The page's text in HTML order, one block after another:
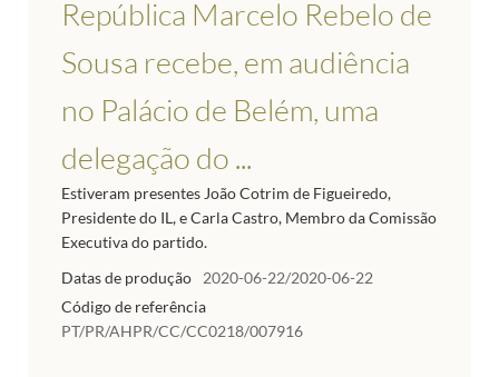
República Marcelo Rebelo de
Sousa recebe, em audiência
no Palácio de Belém, uma
delegação do ...
Estiveram presentes João Cotrim de Figueiredo,
Presidente do IL, e Carla Castro, Membro da Comissão
Executiva do partido.
Datas de produção
2020-06-22/2020-06-22
Código de referência
PT/PR/AHPR/CC/CC0218/007916